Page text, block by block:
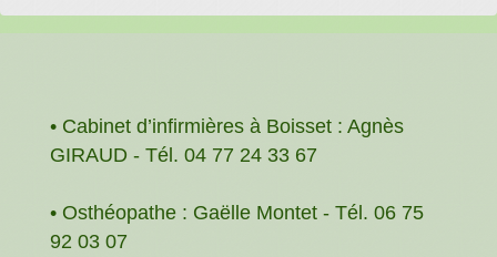
• Cabinet d’infirmières à Boisset : Agnès
GIRAUD - Tél. 04 77 24 33 67
• Osthéopathe : Gaëlle Montet - Tél. 06 75
92 03 07